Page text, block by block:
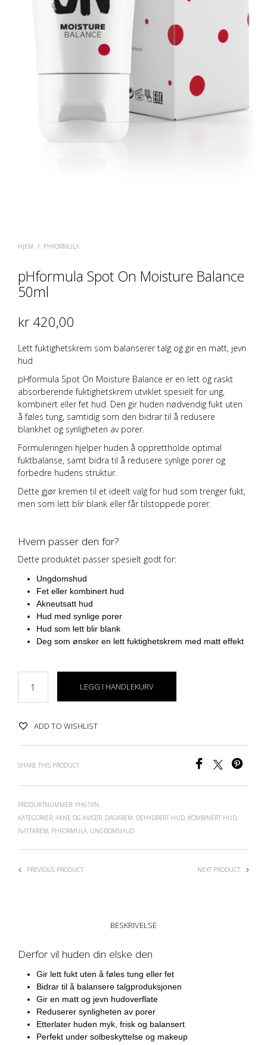
HJEM / PHFORMULA
pHformula Spot On Moisture Balance
50ml
kr 420,00
Lett fuktighetskrem som balanserer talg og gir en matt, jevn
hud
pHformula Spot On Moisture Balance er en lett og raskt
absorberende fuktighetskrem utviklet spesielt for ung,
kombinert eller fet hud. Den gir huden nødvendig fukt uten
å føles tung, samtidig som den bidrar til å redusere
blankhet og synligheten av porer.
Formuleringen hjelper huden å opprettholde optimal
fuktbalanse, samt bidra til å redusere synlige porer og
forbedre hudens struktur.
Dette gjør kremen til et ideelt valg for hud som trenger fukt,
men som lett blir blank eller får tilstoppede porer.
Hvem passer den for?
Dette produktet passer spesielt godt for:
Ungdomshud
Fet eller kombinert hud
Akneutsatt hud
Hud med synlige porer
Hud som lett blir blank
Deg som ønsker en lett fuktighetskrem med matt effekt
LEGG I HANDLEKURV
ADD TO WISHLIST
SHARE THIS PRODUCT
PRODUKTNUMMER: PH019N
KATEGORIER: AKNE OG KVISER, DAGKREM, DEHYDRERT HUD, KOMBINERT HUD,
NATTKREM, PHFORMULA, UNGDOMSHUD
PREVIOUS PRODUCT NEXT PRODUCT
BESKRIVELSE
Derfor vil huden din elske den
Gir lett fukt uten å føles tung eller fet
Bidrar til å balansere talgproduksjonen
Gir en matt og jevn hudoverflate
Reduserer synligheten av porer
Etterlater huden myk, frisk og balansert
Perfekt under solbeskyttelse og makeup